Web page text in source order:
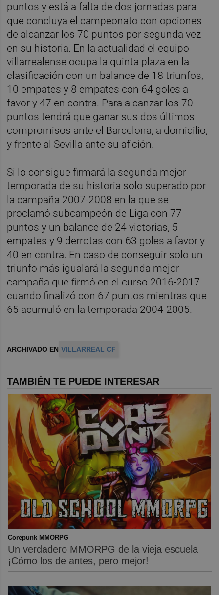
puntos y está a falta de dos jornadas para
que concluya el campeonato con opciones
de alcanzar los 70 puntos por segunda vez
en su historia. En la actualidad el equipo
villarrealense ocupa la quinta plaza en la
clasificación con un balance de 18 triunfos,
10 empates y 8 empates con 64 goles a
favor y 47 en contra. Para alcanzar los 70
puntos tendrá que ganar sus dos últimos
compromisos ante el Barcelona, a domicilio,
y frente al Sevilla ante su afición.
Si lo consigue firmará la segunda mejor
temporada de su historia solo superado por
la campaña 2007-2008 en la que se
proclamó subcampeón de Liga con 77
puntos y un balance de 24 victorias, 5
empates y 9 derrotas con 63 goles a favor y
40 en contra. En caso de conseguir solo un
triunfo más igualará la segunda mejor
campaña que firmó en el curso 2016-2017
cuando finalizó con 67 puntos mientras que
65 acumuló en la temporada 2004-2005.
ARCHIVADO EN VILLARREAL CF
TAMBIÉN TE PUEDE INTERESAR
Corepunk MMORPG
Un verdadero MMORPG de la vieja escuela
¡Cómo los de antes, pero mejor!